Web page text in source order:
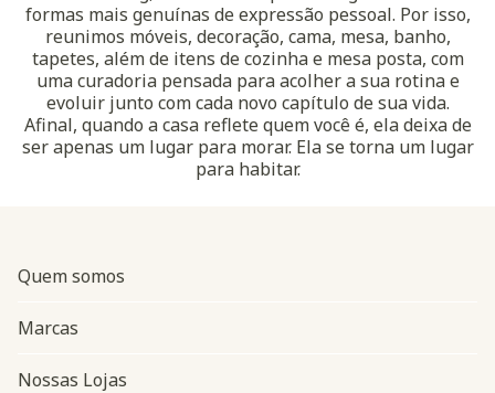
formas mais genuínas de expressão pessoal. Por isso,
reunimos móveis, decoração, cama, mesa, banho,
tapetes, além de itens de cozinha e mesa posta, com
uma curadoria pensada para acolher a sua rotina e
evoluir junto com cada novo capítulo de sua vida.
Afinal, quando a casa reflete quem você é, ela deixa de
ser apenas um lugar para morar. Ela se torna um lugar
para habitar.
Quem somos
Marcas
Nossas Lojas